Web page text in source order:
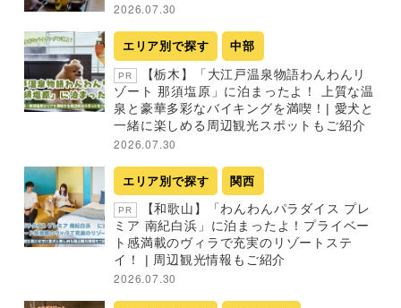
2026.07.30
エリア別で探す 中部
PR
【栃木】「大江戸温泉物語わんわんリ
ゾート 那須塩原」に泊まったよ！ 上質な温
泉と豪華多彩なバイキングを満喫！| 愛犬と
一緒に楽しめる周辺観光スポットもご紹介
2026.07.30
エリア別で探す 関西
PR
【和歌山】「わんわんパラダイス プレ
ミア 南紀白浜」に泊まったよ！プライベー
ト感満載のヴィラで充実のリゾートステ
イ！ | 周辺観光情報もご紹介
2026.07.30